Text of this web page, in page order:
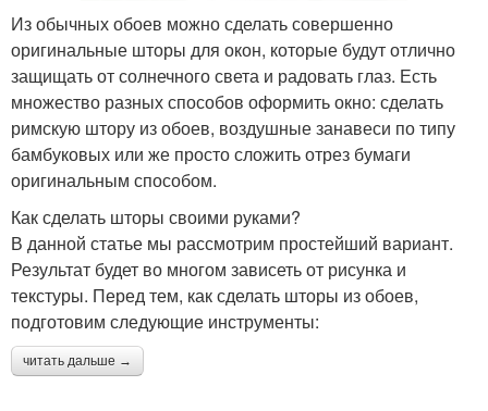
Из обычных обоев можно сделать совершенно
оригинальные шторы для окон, которые будут отлично
защищать от солнечного света и радовать глаз. Есть
множество разных способов оформить окно: сделать
римскую штору из обоев, воздушные занавеси по типу
бамбуковых или же просто сложить отрез бумаги
оригинальным способом.
Как сделать шторы своими руками?
В данной статье мы рассмотрим простейший вариант.
Результат будет во многом зависеть от рисунка и
текстуры. Перед тем, как сделать шторы из обоев,
подготовим следующие инструменты:
читать дальше →